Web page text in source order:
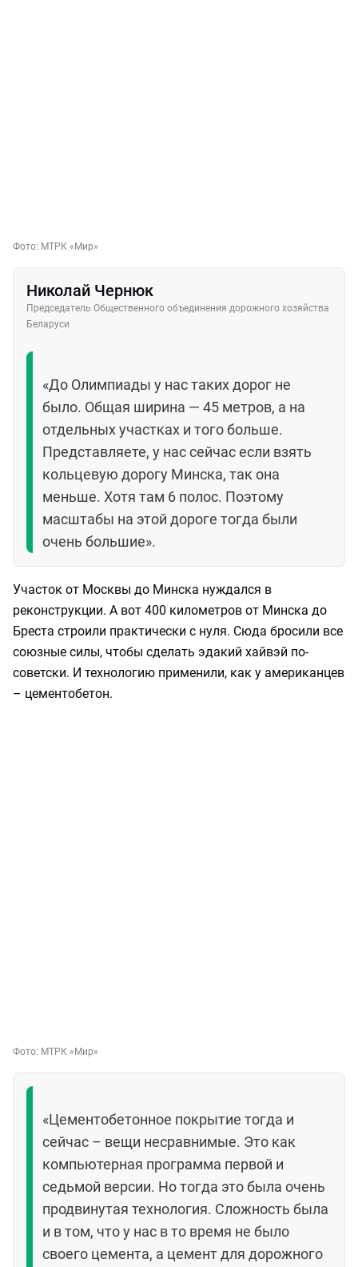
Фото: МТРК «Мир»
Николай Чернюк
Председатель Общественного объединения дорожного хозяйства
Беларуси
«До Олимпиады у нас таких дорог не
было. Общая ширина — 45 метров, а на
отдельных участках и того больше.
Представляете, у нас сейчас если взять
кольцевую дорогу Минска, так она
меньше. Хотя там 6 полос. Поэтому
масштабы на этой дороге тогда были
очень большие».
Участок от Москвы до Минска нуждался в
реконструкции. А вот 400 километров от Минска до
Бреста строили практически с нуля. Сюда бросили все
союзные силы, чтобы сделать эдакий хайвэй по-
советски. И технологию применили, как у американцев
– цементобетон.
Фото: МТРК «Мир»
«Цементобетонное покрытие тогда и
сейчас – вещи несравнимые. Это как
компьютерная программа первой и
седьмой версии. Но тогда это была очень
продвинутая технология. Сложность была
и в том, что у нас в то время не было
своего цемента, а цемент для дорожного